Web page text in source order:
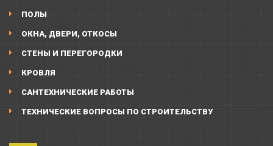
ПОЛЫ
ОКНА, ДВЕРИ, ОТКОСЫ
СТЕНЫ И ПЕРЕГОРОДКИ
КРОВЛЯ
САНТЕХНИЧЕСКИЕ РАБОТЫ
ТЕХНИЧЕСКИЕ ВОПРОСЫ ПО СТРОИТЕЛЬСТВУ